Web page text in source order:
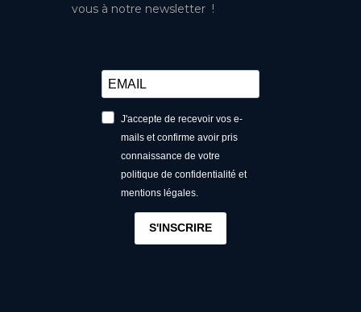
vous à notre newsletter !
J'accepte de recevoir vos e-
mails et confirme avoir pris
connaissance de votre
politique de confidentialité et
mentions légales.
S'INSCRIRE